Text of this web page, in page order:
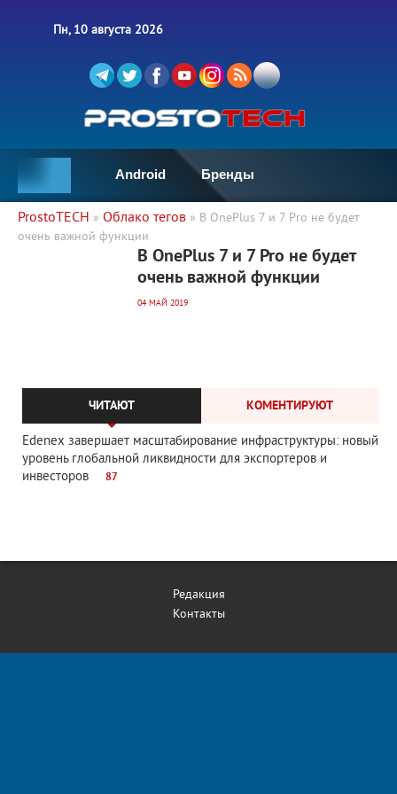
Пн, 10 августа 2026
Android Бренды
ProstoTECH » Облако тегов » В OnePlus 7 и 7 Pro не будет
очень важной функции
2 178 0
В OnePlus 7 и 7 Pro не будет
очень важной функции
04 МАЙ 2019
ЧИТАЮТ КОМЕНТИРУЮТ
Edenex завершает масштабирование инфраструктуры: новый
уровень глобальной ликвидности для экспортеров и
инвесторов
87
Редакция
Контакты